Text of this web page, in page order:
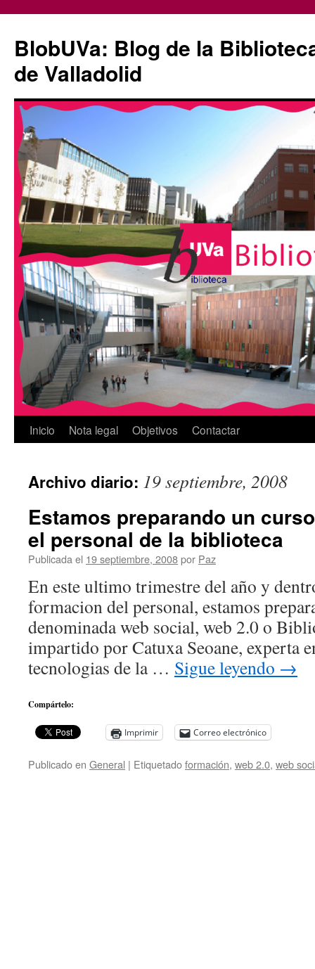
contenido
BlobUVa: Blog de la
de Valladolid
Inicio Nota legal Objetivos Contactar
Archivo diario: 19 septiembre, 2008
Estamos preparando un
el personal de la biblioteca
Publicada el 19 septiembre, 2008por Paz
En este ultimo trimestre del año y
formacion del personal, estamos
denominada web social, web 2.0 o
impartido por Catuxa Seoane, experta
tecnologias de la … Sigue leyendo →
Compártelo:
Imprimir Correo electrónico
Publicado en General | Etiquetadoformación, web 2.0, web